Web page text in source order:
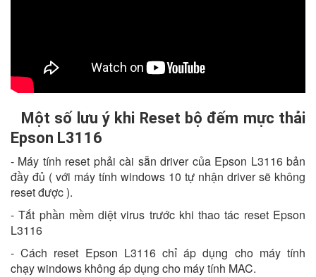
Một số lưu ý khi Reset bộ đếm mực thải
Epson L3116
- Máy tính reset phải cài sẵn driver của Epson L3116 bản
đầy đủ ( với máy tính windows 10 tự nhận driver sẽ không
reset được ).
- Tắt phần mềm diệt virus trước khi thao tác reset Epson
L3116
- Cách reset Epson L3116 chỉ áp dụng cho máy tính
chạy windows không áp dụng cho máy tính MAC.